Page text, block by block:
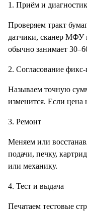
1. Приём и
Проверяем тракт
датчики, сканер МФУ
обычно занимает
2. Согласование
Называем точную
изменится. Если цена
3. Ремонт
Меняем или
подачи, печку,
или механику.
4. Тест и выдача
Печатаем тестовые